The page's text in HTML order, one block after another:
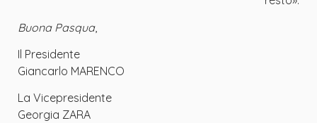
Buona Pasqua,
Il Presidente
Giancarlo MARENCO
La Vicepresidente
Georgia ZARA